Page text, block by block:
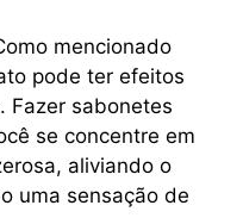
mencionado
pode ter efeitos
Fazer sabonetes
se concentre em
aliviando o
uma sensação de